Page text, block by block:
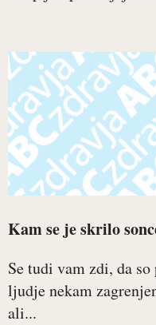
Kam se je skrilo
Se tudi vam zdi, da
ljudje nekam
ali...